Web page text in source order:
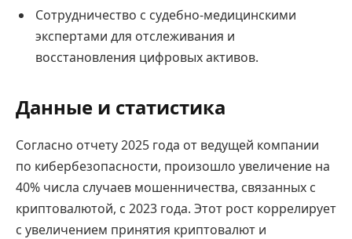
Сотрудничество с судебно-медицинскими
экспертами для отслеживания и
восстановления цифровых активов.
Данные и статистика
Согласно отчету 2025 года от ведущей компании
по кибербезопасности, произошло увеличение на
40% числа случаев мошенничества, связанных с
криптовалютой, с 2023 года. Этот рост коррелирует
с увеличением принятия криптовалют и